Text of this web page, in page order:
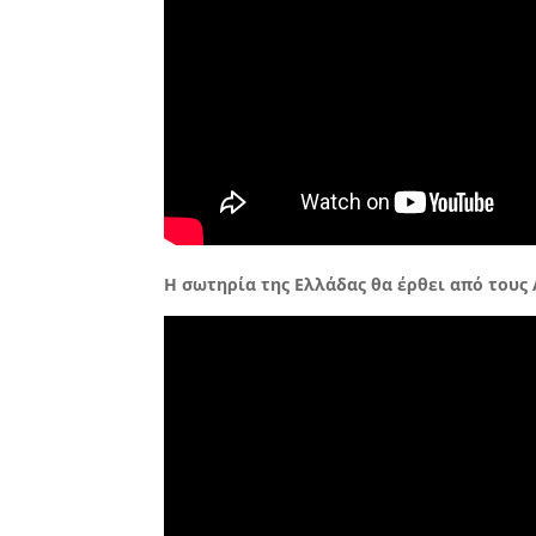
Η σωτηρία της Ελλάδας θα έρθει από τους